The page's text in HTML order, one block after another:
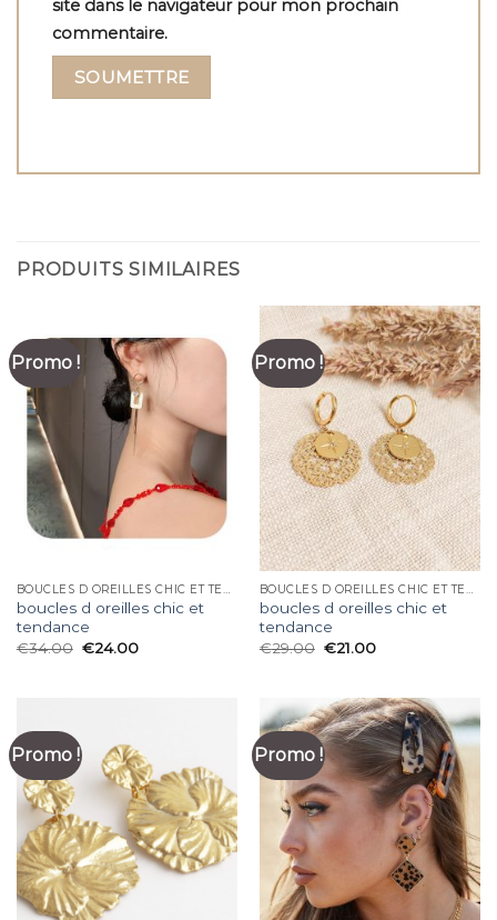
site dans le navigateur pour mon prochain
commentaire.
PRODUITS SIMILAIRES
Promo !
BOUCLES D OREILLES CHIC ET TENDANCE
boucles d oreilles chic et
tendance
€34.00 €24.00
Promo !
BOUCLES D OREILLES CHIC ET TENDANCE
boucles d oreilles chic et
tendance
€29.00 €21.00
Promo ! Promo !